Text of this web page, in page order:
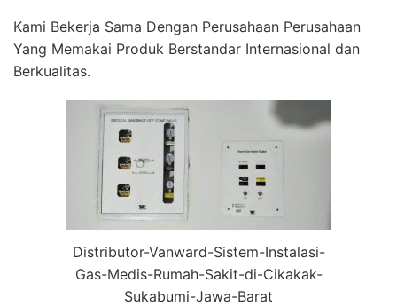
Kami Bekerja Sama Dengan Perusahaan Perusahaan
Yang Memakai Produk Berstandar Internasional dan
Berkualitas.
Distributor-Vanward-Sistem-Instalasi-
Gas-Medis-Rumah-Sakit-di-Cikakak-
Sukabumi-Jawa-Barat